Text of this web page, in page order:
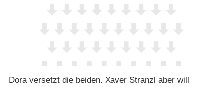
Dora versetzt die beiden. Xaver Stranzl aber will